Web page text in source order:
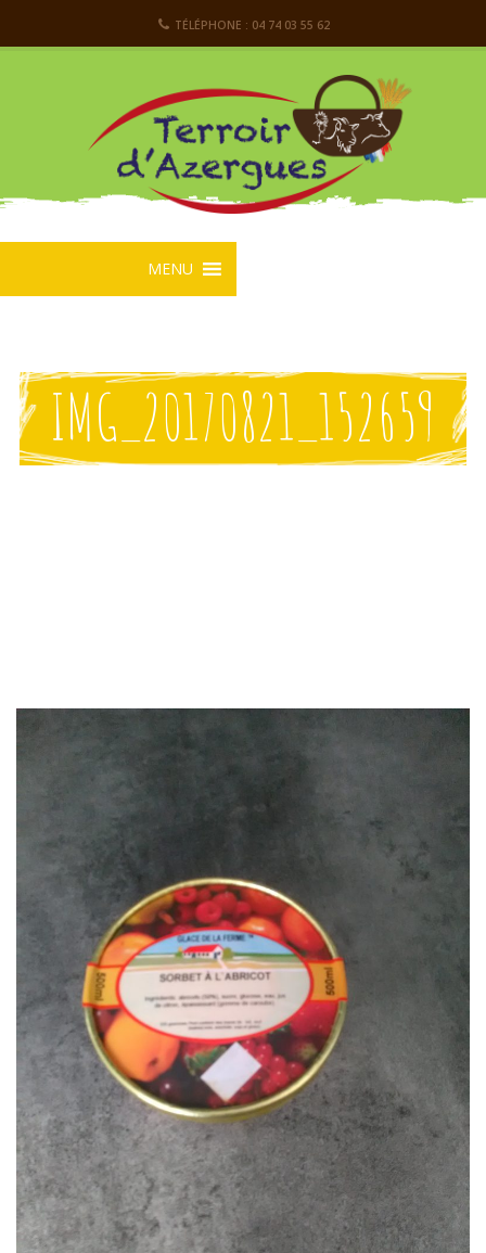
TÉLÉPHONE : 04 74 03 55 62
MENU
IMG_20170821_152659